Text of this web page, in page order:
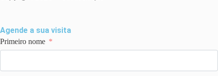
Agende a sua visita
Primeiro nome